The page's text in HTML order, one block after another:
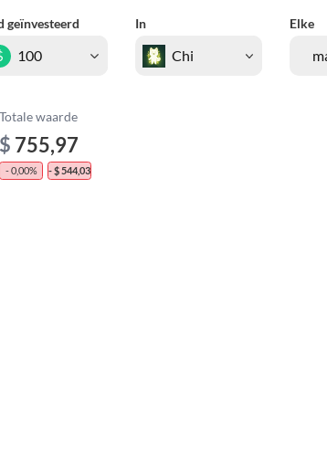
geïnvesteerd In Elke
Totale waarde
$ 755,97
- 0,00% - $ 544,03